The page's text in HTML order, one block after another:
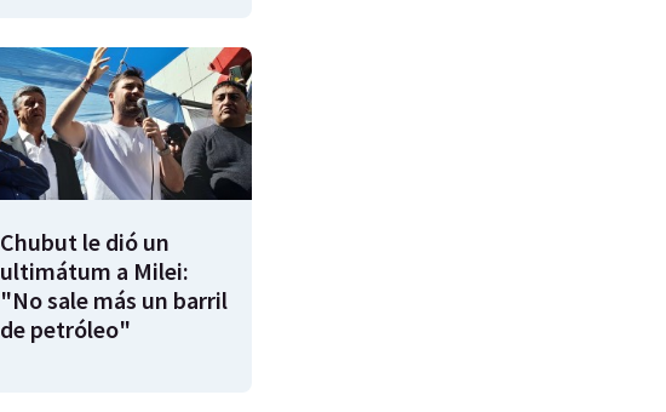
Chubut le dió un
ultimátum a Milei:
"No sale más un barril
de petróleo"